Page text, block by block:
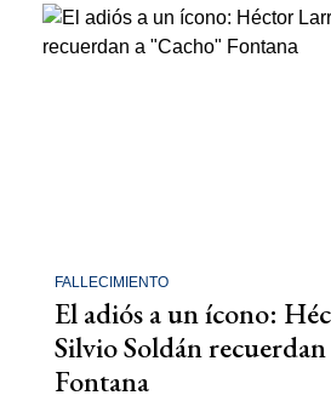
FALLECIMIENTO
El adiós a un ícono:
Silvio Soldán
Fontana